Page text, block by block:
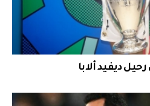
ديفيد ألابا